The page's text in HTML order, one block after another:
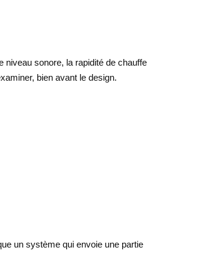
niveau sonore, la rapidité de chauffe
bien avant le design.
un système qui envoie une partie